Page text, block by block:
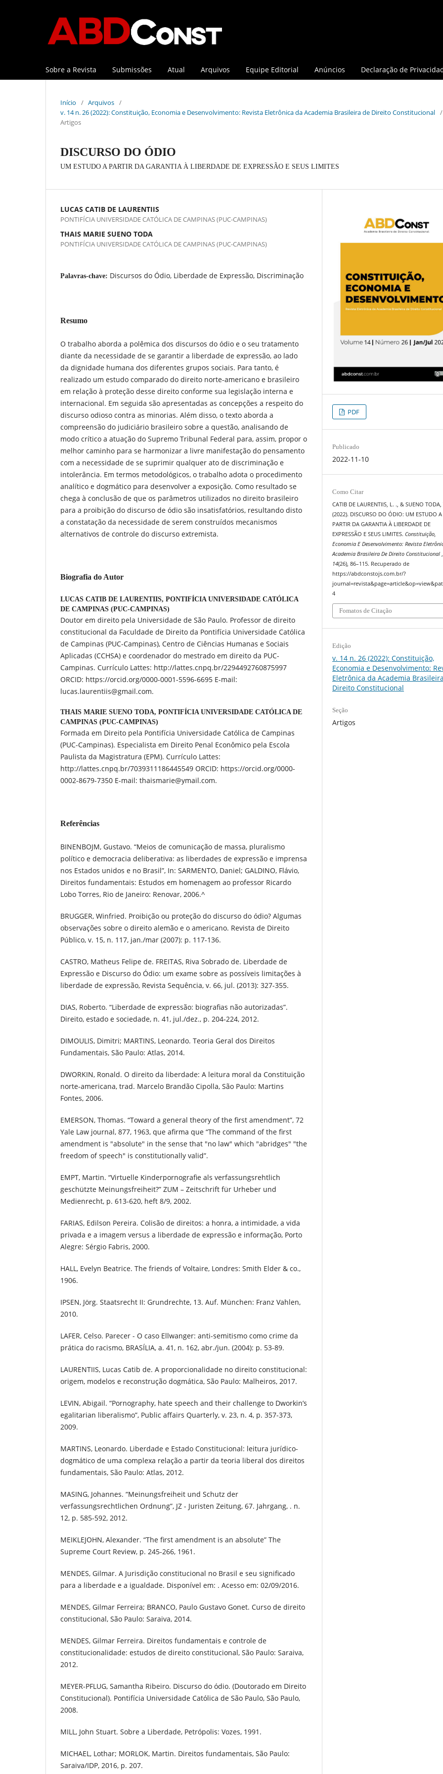
Sobre a Revista Submissões Atual Arquivos Equipe Editorial Anúncios Declaração de
Início / Arquivos /
v. 14 n. 26 (2022): Constituição, Economia e Desenvolvimento: Revista Eletrônica da Academia Brasileira de Direito Constitucional /
Artigos
DISCURSO DO ÓDIO
UM ESTUDO A PARTIR DA GARANTIA À LIBERDADE DE EXPRESSÃO E SEUS LIMITES
LUCAS CATIB DE LAURENTIIS
PONTIFÍCIA UNIVERSIDADE CATÓLICA DE CAMPINAS (PUC-CAMPINAS)
THAIS MARIE SUENO TODA
PONTIFÍCIA UNIVERSIDADE CATÓLICA DE CAMPINAS (PUC-CAMPINAS)
Palavras-chave: Discursos do Ódio, Liberdade de Expressão, Discriminação
Resumo
O trabalho aborda a polêmica dos discursos do ódio e o seu tratamento
diante da necessidade de se garantir a liberdade de expressão, ao lado
da dignidade humana dos diferentes grupos sociais. Para tanto, é
realizado um estudo comparado do direito norte-americano e brasileiro
em relação à proteção desse direito conforme sua legislação interna e
internacional. Em seguida são apresentadas as concepções a respeito do
discurso odioso contra as minorias. Além disso, o texto aborda a
compreensão do judiciário brasileiro sobre a questão, analisando de
modo crítico a atuação do Supremo Tribunal Federal para, assim, propor o
melhor caminho para se harmonizar a livre manifestação do pensamento
com a necessidade de se suprimir qualquer ato de discriminação e
intolerância. Em termos metodológicos, o trabalho adota o procedimento
analítico e dogmático para desenvolver a exposição. Como resultado se
chega à conclusão de que os parâmetros utilizados no direito brasileiro
para a proibição do discurso de ódio são insatisfatórios, resultando disto
a constatação da necessidade de serem construídos mecanismos
alternativos de controle do discurso extremista.
Biografia do Autor
LUCAS CATIB DE LAURENTIIS, PONTIFÍCIA UNIVERSIDADE CATÓLICA
DE CAMPINAS (PUC-CAMPINAS)
Doutor em direito pela Universidade de São Paulo. Professor de direito
constitucional da Faculdade de Direito da Pontifícia Universidade Católica
de Campinas (PUC-Campinas), Centro de Ciências Humanas e Sociais
Aplicadas (CCHSA) e coordenador do mestrado em direito da PUC-
Campinas. Currículo Lattes: http://lattes.cnpq.br/2294492760875997
ORCID: https://orcid.org/0000-0001-5596-6695 E-mail:
lucas.laurentiis@gmail.com.
THAIS MARIE SUENO TODA, PONTIFÍCIA UNIVERSIDADE CATÓLICA DE
CAMPINAS (PUC-CAMPINAS)
Formada em Direito pela Pontifícia Universidade Católica de Campinas
(PUC-Campinas). Especialista em Direito Penal Econômico pela Escola
Paulista da Magistratura (EPM). Currículo Lattes:
http://lattes.cnpq.br/7039311186445549 ORCID: https://orcid.org/0000-
0002-8679-7350 E-mail: thaismarie@ymail.com.
Referências
BINENBOJM, Gustavo. “Meios de comunicação de massa, pluralismo
político e democracia deliberativa: as liberdades de expressão e imprensa
nos Estados unidos e no Brasil”, In: SARMENTO, Daniel; GALDINO, Flávio,
Direitos fundamentais: Estudos em homenagem ao professor Ricardo
Lobo Torres, Rio de Janeiro: Renovar, 2006.^
BRUGGER, Winfried. Proibição ou proteção do discurso do ódio? Algumas
observações sobre o direito alemão e o americano. Revista de Direito
Público, v. 15, n. 117, jan./mar (2007): p. 117-136.
CASTRO, Matheus Felipe de. FREITAS, Riva Sobrado de. Liberdade de
Expressão e Discurso do Ódio: um exame sobre as possíveis limitações à
liberdade de expressão, Revista Sequência, v. 66, jul. (2013): 327-355.
DIAS, Roberto. “Liberdade de expressão: biografias não autorizadas”.
Direito, estado e sociedade, n. 41, jul./dez., p. 204‐224, 2012.
DIMOULIS, Dimitri; MARTINS, Leonardo. Teoria Geral dos Direitos
Fundamentais, São Paulo: Atlas, 2014.
DWORKIN, Ronald. O direito da liberdade: A leitura moral da Constituição
norte-americana, trad. Marcelo Brandão Cipolla, São Paulo: Martins
Fontes, 2006.
EMERSON, Thomas. “Toward a general theory of the first amendment”, 72
Yale Law journal, 877, 1963, que afirma que “The command of the first
amendment is "absolute" in the sense that "no law" which "abridges" "the
freedom of speech" is constitutionally valid”.
EMPT, Martin. “Virtuelle Kinderpornografie als verfassungsrehtlich
geschützte Meinungsfreiheit?” ZUM – Zeitschrift für Urheber und
Medienrecht, p. 613-620, heft 8/9, 2002.
FARIAS, Edilson Pereira. Colisão de direitos: a honra, a intimidade, a vida
privada e a imagem versus a liberdade de expressão e informação, Porto
Alegre: Sérgio Fabris, 2000.
HALL, Evelyn Beatrice. The friends of Voltaire, Londres: Smith Elder & co.,
1906.
IPSEN, Jörg. Staatsrecht II: Grundrechte, 13. Auf. München: Franz Vahlen,
2010.
LAFER, Celso. Parecer - O caso Ellwanger: anti-semitismo como crime da
prática do racismo, BRASÍLIA, a. 41, n. 162, abr./jun. (2004): p. 53-89.
LAURENTIIS, Lucas Catib de. A proporcionalidade no direito constitucional:
origem, modelos e reconstrução dogmática, São Paulo: Malheiros, 2017.
LEVIN, Abigail. “Pornography, hate speech and their challenge to Dworkin’s
egalitarian liberalismo”, Public affairs Quarterly, v. 23, n. 4, p. 357-373,
2009.
MARTINS, Leonardo. Liberdade e Estado Constitucional: leitura jurídico-
dogmático de uma complexa relação a partir da teoria liberal dos direitos
fundamentais, São Paulo: Atlas, 2012.
MASING, Johannes. “Meinungsfreiheit und Schutz der
verfassungsrechtlichen Ordnung”, JZ - Juristen Zeitung, 67. Jahrgang, . n.
12, p. 585-592, 2012.
MEIKLEJOHN, Alexander. “The first amendment is an absolute” The
Supreme Court Review, p. 245-266, 1961.
MENDES, Gilmar. A Jurisdição constitucional no Brasil e seu significado
para a liberdade e a igualdade. Disponível em: . Acesso em: 02/09/2016.
MENDES, Gilmar Ferreira; BRANCO, Paulo Gustavo Gonet. Curso de direito
constitucional, São Paulo: Saraiva, 2014.
MENDES, Gilmar Ferreira. Direitos fundamentais e controle de
constitucionalidade: estudos de direito constitucional, São Paulo: Saraiva,
2012.
MEYER-PFLUG, Samantha Ribeiro. Discurso do ódio. (Doutorado em Direito
Constitucional). Pontifícia Universidade Católica de São Paulo, São Paulo,
2008.
MILL, John Stuart. Sobre a Liberdade, Petrópolis: Vozes, 1991.
MICHAEL, Lothar; MORLOK, Martin. Direitos fundamentais, São Paulo:
Saraiva/IDP, 2016, p. 207.
PDF
Publicado
2022-11-10
Como Citar
CATIB DE LAURENTIIS, L. ., & SUENO TODA,
(2022). DISCURSO DO ÓDIO: UM ESTUDO A
PARTIR DA GARANTIA À LIBERDADE DE
EXPRESSÃO E SEUS LIMITES.Constituição,
Economia E Desenvolvimento: Revista
Academia Brasileira De Direito Constitucional
14(26), 86–115. Recuperado de
https://abdconstojs.com.br/?
4
Fomatos de Citação
Edição
v. 14 n. 26 (2022): Constituição,
Economia e Desenvolvimento:
Eletrônica da Academia
Direito Constitucional
Seção
Artigos